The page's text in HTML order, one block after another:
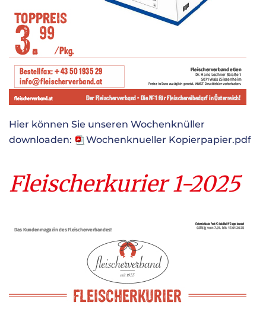
Hier können Sie unseren Wochenknüller
downloaden:
Wochenknueller Kopierpapier.pdf
Fleischerkurier 1-2025